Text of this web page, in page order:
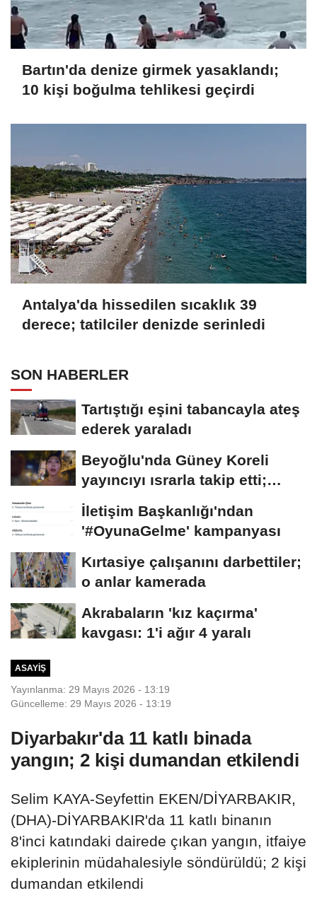
Bartın'da denize girmek yasaklandı;
10 kişi boğulma tehlikesi geçirdi
Antalya'da hissedilen sıcaklık 39
derece; tatilciler denizde serinledi
SON HABERLER
Tartıştığı eşini tabancayla ateş
ederek yaraladı
Beyoğlu'nda Güney Koreli
yayıncıyı ısrarla takip etti;
davranışlarıyla...
İletişim Başkanlığı'ndan
'#OyunaGelme' kampanyası
Kırtasiye çalışanını darbettiler;
o anlar kamerada
Akrabaların 'kız kaçırma'
kavgası: 1'i ağır 4 yaralı
ASAYIŞ
Yayınlanma: 29 Mayıs 2026 - 13:19
Güncelleme: 29 Mayıs 2026 - 13:19
Diyarbakır'da 11 katlı binada
yangın; 2 kişi dumandan etkilendi
Selim KAYA-Seyfettin EKEN/DİYARBAKIR,
(DHA)-DİYARBAKIR'da 11 katlı binanın
8'inci katındaki dairede çıkan yangın, itfaiye
ekiplerinin müdahalesiyle söndürüldü; 2 kişi
dumandan etkilendi